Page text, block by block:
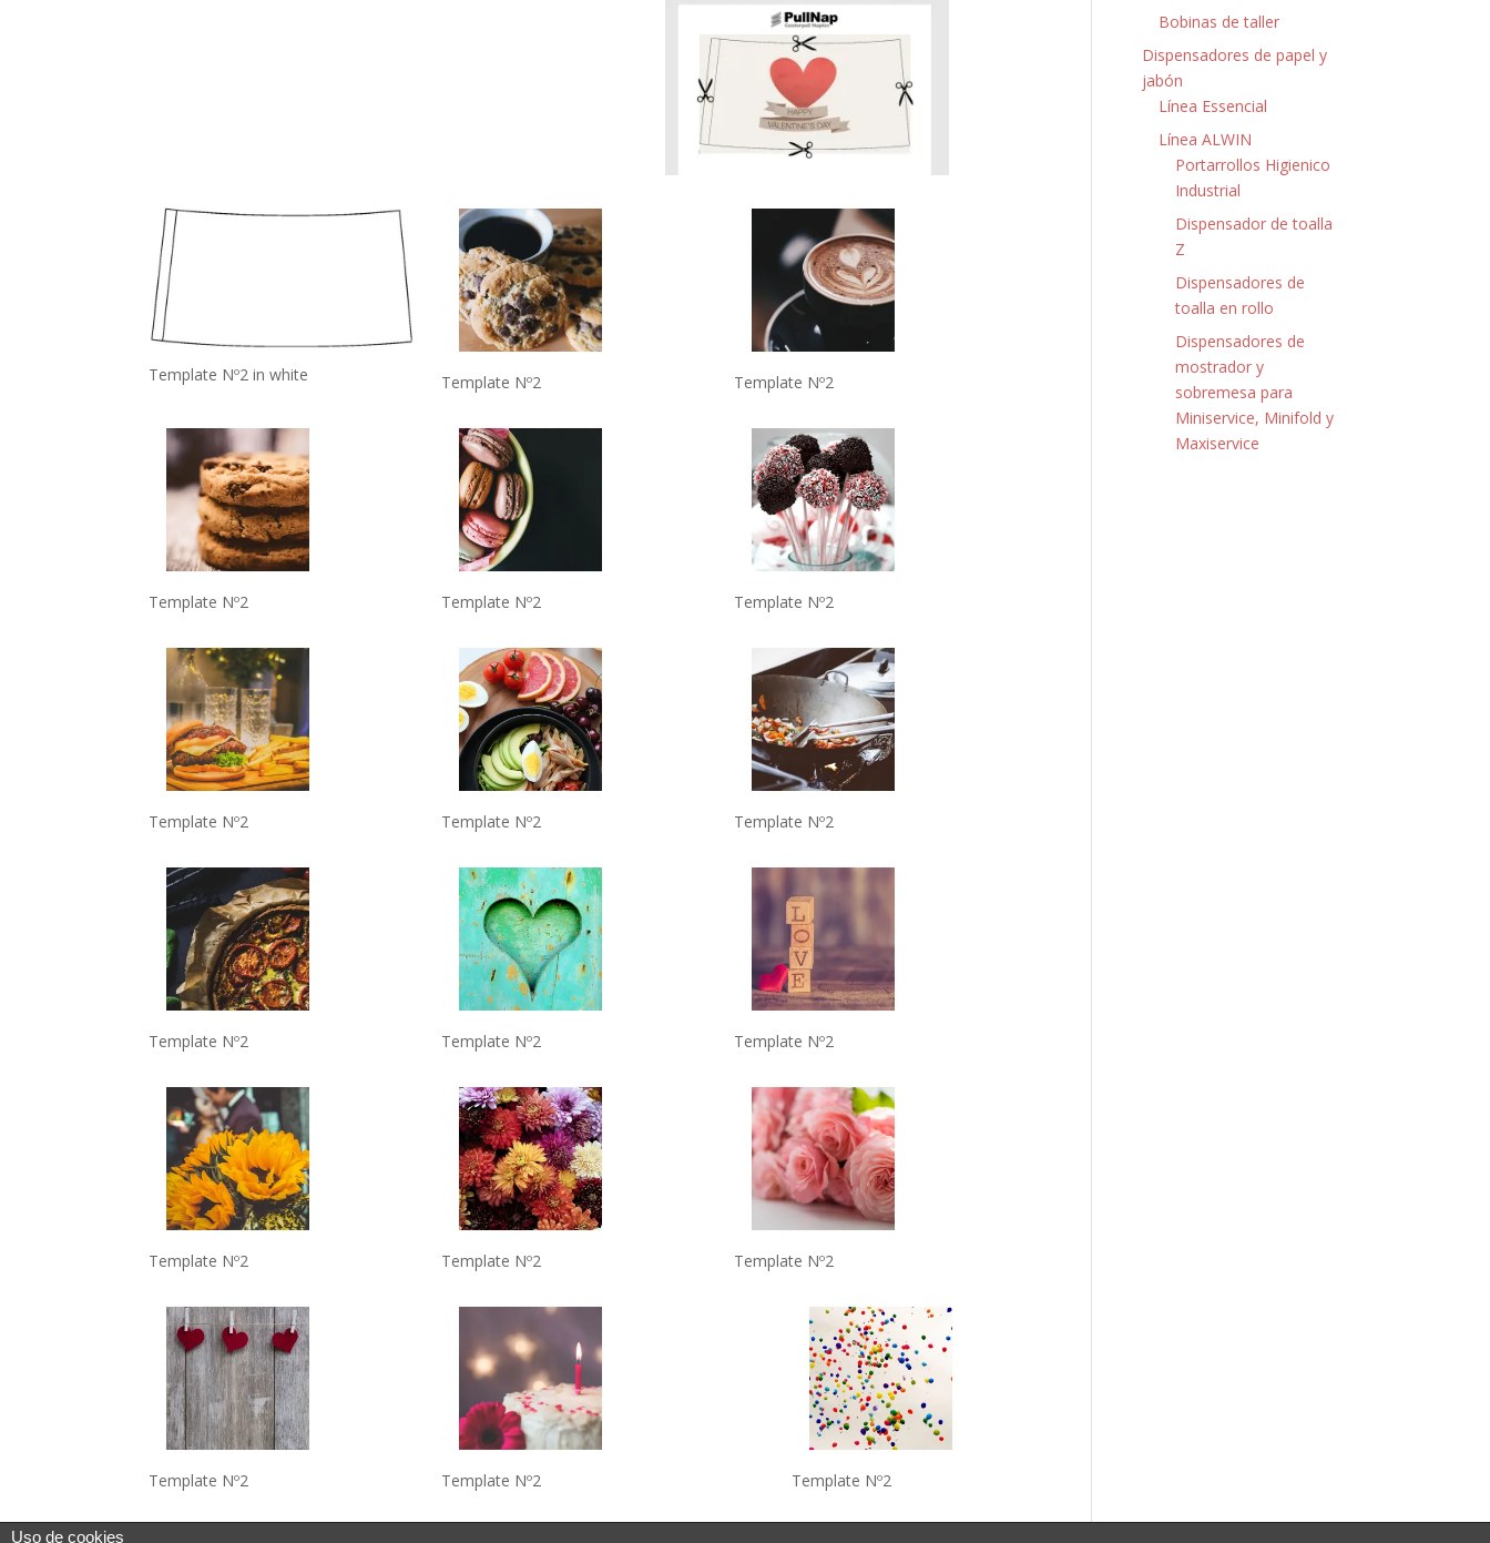
Template Nº2 in white Template Nº2 Template Nº2
Template Nº2 Template Nº2 Template Nº2
Template Nº2 Template Nº2 Template Nº2
Template Nº2 Template Nº2 Template Nº2
Template Nº2 Template Nº2 Template Nº2
Template Nº2 Template Nº2 Template Nº2
Bobinas de taller
Dispensadores de papel y
jabón
Línea Essencial
Línea ALWIN
Portarrollos Higienico
Industrial
Dispensador de toalla
Z
Dispensadores de
toalla en rollo
Dispensadores de
mostrador y
sobremesa para
Miniservice, Minifold y
Maxiservice
Uso de cookies